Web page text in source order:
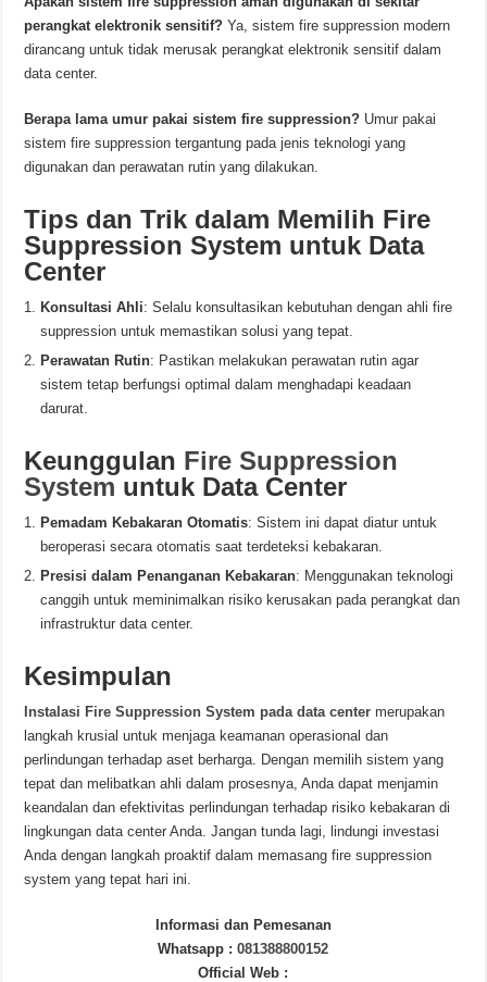
perangkat elektronik sensitif? Ya, sistem fire suppression modern
dirancang untuk tidak merusak perangkat elektronik sensitif dalam
data center.
Berapa lama umur pakai sistem fire suppression? Umur pakai
sistem fire suppression tergantung pada jenis teknologi yang
digunakan dan perawatan rutin yang dilakukan.
Tips dan Trik dalam Memilih Fire
Suppression System untuk Data
Center
Konsultasi Ahli: Selalu konsultasikan kebutuhan dengan ahli fire
suppression untuk memastikan solusi yang tepat.
Perawatan Rutin: Pastikan melakukan perawatan rutin agar
sistem tetap berfungsi optimal dalam menghadapi keadaan
darurat.
Keunggulan Fire Suppression
System untuk Data Center
Pemadam Kebakaran Otomatis: Sistem ini dapat diatur untuk
beroperasi secara otomatis saat terdeteksi kebakaran.
Presisi dalam Penanganan Kebakaran: Menggunakan teknologi
canggih untuk meminimalkan risiko kerusakan pada perangkat dan
infrastruktur data center.
Kesimpulan
Instalasi Fire Suppression System pada data center merupakan
langkah krusial untuk menjaga keamanan operasional dan
perlindungan terhadap aset berharga. Dengan memilih sistem yang
tepat dan melibatkan ahli dalam prosesnya, Anda dapat menjamin
keandalan dan efektivitas perlindungan terhadap risiko kebakaran di
lingkungan data center Anda. Jangan tunda lagi, lindungi investasi
Anda dengan langkah proaktif dalam memasang fire suppression
system yang tepat hari ini.
Informasi dan Pemesanan
Whatsapp :081388800152
Official Web :